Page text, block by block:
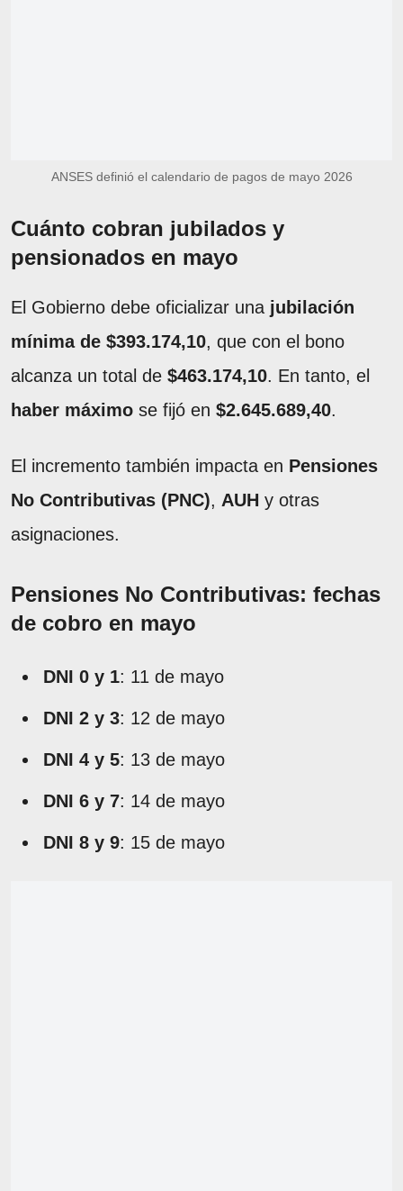
ANSES definió el calendario de pagos de mayo 2026
Cuánto cobran jubilados y
pensionados en mayo
El Gobierno debe oficializar una jubilación
mínima de $393.174,10, que con el bono
alcanza un total de $463.174,10. En tanto, el
haber máximo se fijó en $2.645.689,40.
El incremento también impacta en Pensiones
No Contributivas (PNC), AUH y otras
asignaciones.
Pensiones No Contributivas: fechas
de cobro en mayo
DNI 0 y 1: 11 de mayo
DNI 2 y 3: 12 de mayo
DNI 4 y 5: 13 de mayo
DNI 6 y 7: 14 de mayo
DNI 8 y 9: 15 de mayo